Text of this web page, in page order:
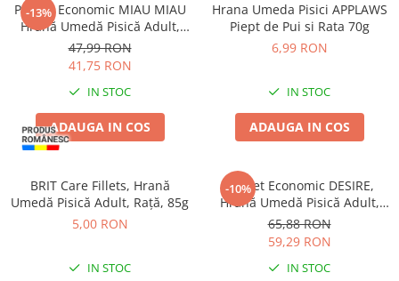
-13%
Pachet Economic MIAU MIAU
Hrană Umedă Pisică Adult,
Iepure în sos, 24x100g
47,99 RON
41,75 RON
IN STOC
ADAUGA IN COS
Hrana Umeda Pisici APPLAWS
Piept de Pui si Rata 70g
6,99 RON
IN STOC
ADAUGA IN COS
BRIT Care Fillets, Hrană
Umedă Pisică Adult, Rață, 85g
5,00 RON
IN STOC
-10%
Pachet Economic DESIRE,
Hrană Umedă Pisică Adult,
Ton File și Creveți în Gelatină,
12x85g
65,88 RON
59,29 RON
IN STOC